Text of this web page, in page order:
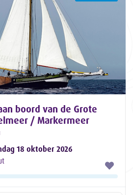
boord van de Grote
/ Markermeer
18 oktober 2026